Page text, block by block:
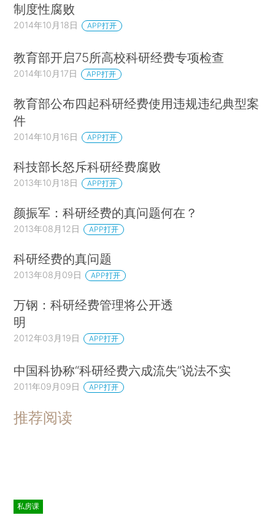
制度性腐败
2014年10月18日 APP打开
教育部开启75所高校科研经费专项检查
2014年10月17日 APP打开
教育部公布四起科研经费使用违规违纪典型案
件
2014年10月16日 APP打开
科技部长怒斥科研经费腐败
2013年10月18日 APP打开
颜振军：科研经费的真问题何在？
2013年08月12日 APP打开
科研经费的真问题
2013年08月09日 APP打开
万钢：科研经费管理将公开透
明
2012年03月19日 APP打开
中国科协称“科研经费六成流失”说法不实
2011年09月09日 APP打开
推荐阅读
私房课